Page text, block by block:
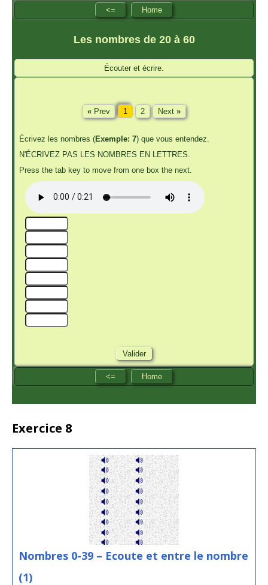
Exercice 8
Nombres 0-39 – Ecoute et entre le nombre
(1)